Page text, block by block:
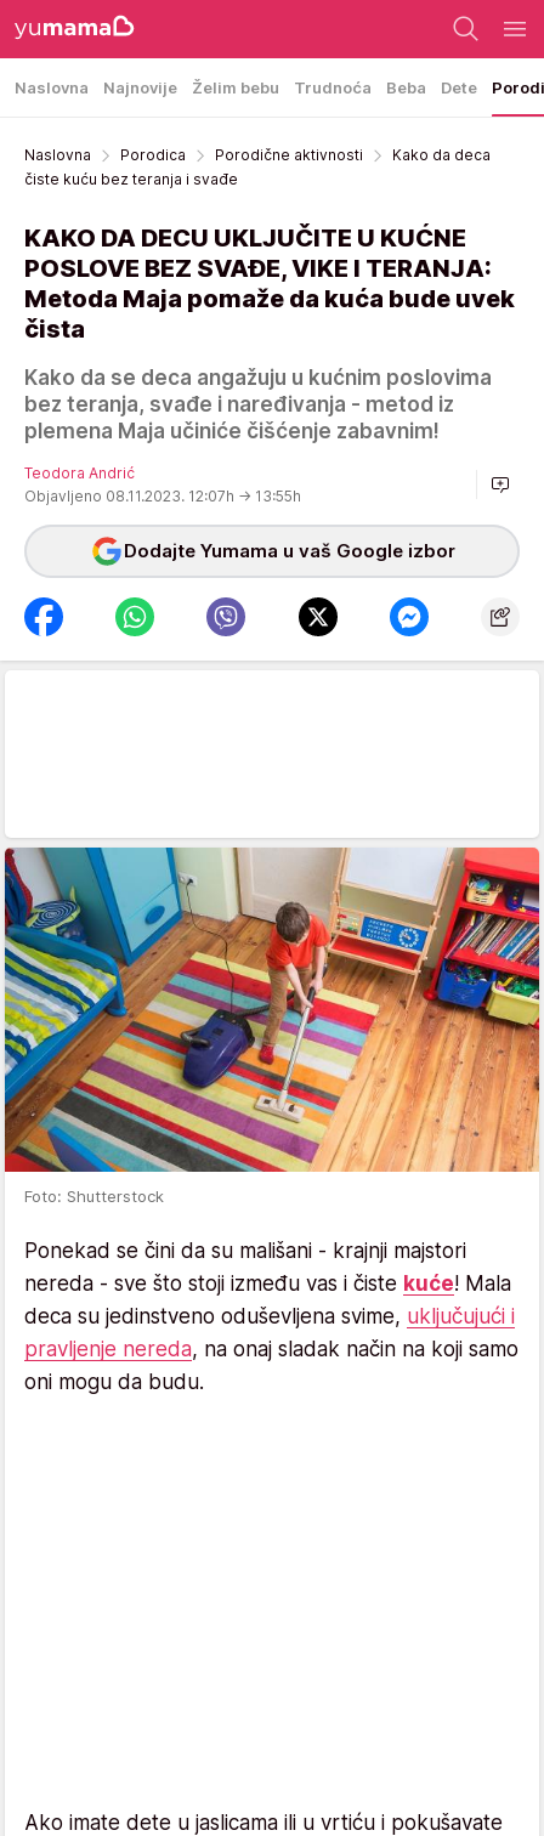
Naslovna Najnovije Želim bebu Trudnoća Beba Dete
Naslovna Porodica Porodične aktivnosti
Kako da deca
čiste kuću bez teranja i svađe
KAKO DA DECU UKLJUČITE U KUĆNE
POSLOVE BEZ SVAĐE, VIKE I TERANJA:
Metoda Maja pomaže da kuća bude uvek
čista
Kako da se deca angažuju u kućnim poslovima
bez teranja, svađe i naređivanja - metod iz
plemena Maja učiniće čišćenje zabavnim!
Teodora Andrić
Objavljeno 08.11.2023. 12:07h → 13:55h
Dodajte Yumama u vaš Google izbor
Foto: Shutterstock
Ponekad se čini da su mališani - krajnji majstori
nereda - sve što stoji između vas i čiste kuće! Mala
deca su jedinstveno oduševljena svime, uključujući i
pravljenje nereda, na onaj sladak način na koji samo
oni mogu da budu.
Ako imate dete u jaslicama ili u vrtiću i pokušavate